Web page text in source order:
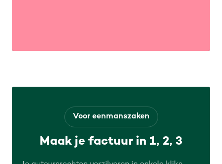
Voor eenmanszaken
Maak je factuur in 1, 2, 3